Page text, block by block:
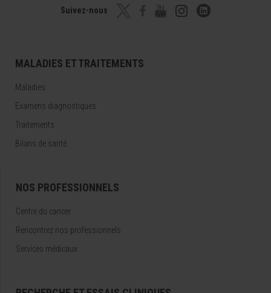
Suivez-nous
MALADIES ET TRAITEMENTS
Maladies
Examens diagnostiques
Traitements
Bilans de santé
NOS PROFESSIONNELS
Centre du cancer
Rencontrez nos professionnels
Services médicaux